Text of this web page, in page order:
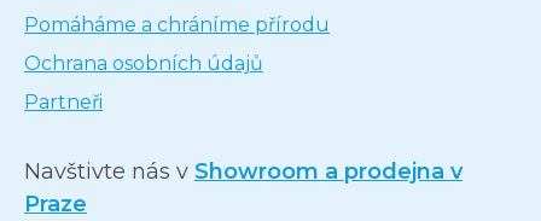
Pomáháme a chráníme přírodu
Ochrana osobních údajů
Partneři
Navštivte nás v Showroom a prodejna v
Praze